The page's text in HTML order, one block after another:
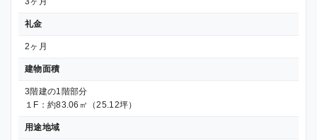
礼金
2ヶ月
建物面積
3階建の1階部分
１F：約83.06㎡（25.12坪）
用途地域